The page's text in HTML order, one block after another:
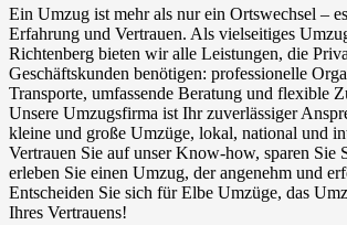
Ein Umzug ist mehr als nur ein Ortswechsel –
Erfahrung und Vertrauen. Als vielseitiges
Richtenberg bieten wir alle Leistungen, die
Geschäftskunden benötigen: professionelle
Transporte, umfassende Beratung und flexible
Unsere Umzugsfirma ist Ihr zuverlässiger
kleine und große Umzüge, lokal, national und
Vertrauen Sie auf unser Know-how, sparen Sie
erleben Sie einen Umzug, der angenehm und
Entscheiden Sie sich für Elbe Umzüge, das
Ihres Vertrauens!